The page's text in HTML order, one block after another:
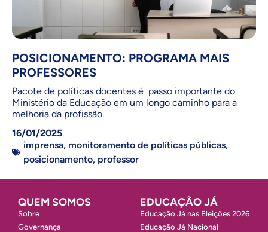
POSICIONAMENTO: PROGRAMA MAIS
PROFESSORES
Pacote de políticas docentes é passo importante do
Ministério da Educação em um longo caminho para a
melhoria da profissão.
16/01/2025
imprensa, monitoramento de políticas públicas,
posicionamento, professor
QUEM SOMOS
Sobre
Governança
EDUCAÇÃO JÁ
Educação Já nas Eleições 2026
Educação Já Nacional